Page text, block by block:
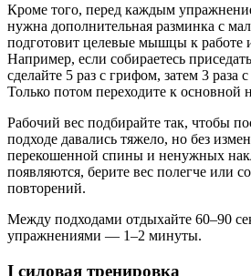
Кроме того, перед каждым
нужна дополнительная разминка с
подготовит целевые мышцы к работе
Например, если собираетесь
сделайте 5 раз с грифом, затем 3 раза
Только потом переходите к основной
Рабочий вес подбирайте так, чтобы
подходе давались тяжело, но без
перекошенной спины и ненужных
появляются, берите вес полегче или
повторений.
Между подходами отдыхайте 60–90
упражнениями — 1–2 минуты.
I силовая тренировка